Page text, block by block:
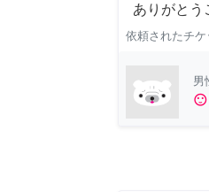
ありがとう
依頼されたチケ
男
sentiment_satisfied